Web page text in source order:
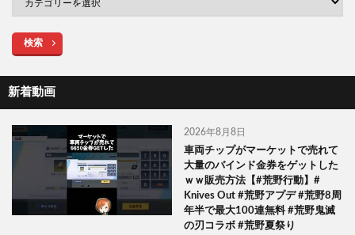
検索
新着動画
2026年8月8日
車両チップがマーケットで売れて
大量のバインド金券をゲットした
ｗｗ販売方法【#荒野行動】#
Knives Out #荒野アプデ #荒野8周
年半で最大100連無料 #荒野鬼滅
の刃コラボ #荒野夏祭り